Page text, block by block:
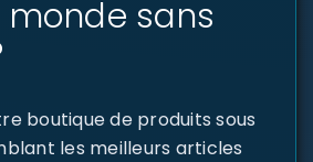
sans
boutique de produits sous
les meilleurs articles